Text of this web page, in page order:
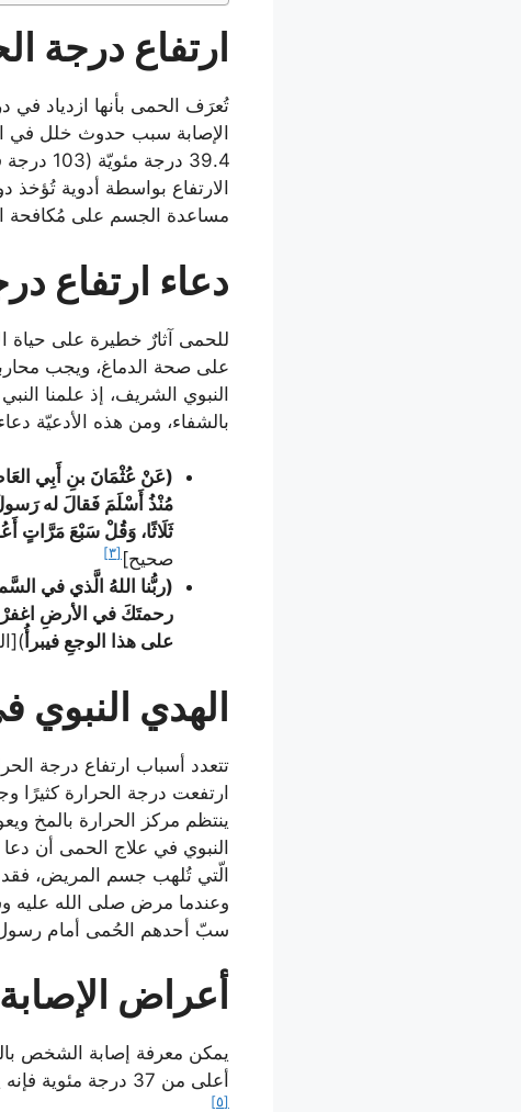
ارتفاع درجة
تُعرَف الحمى بأنها ازدياد
الإصابة سبب حدوث خلل في
39.4
الارتفاع بواسطة أدوية
مساعدة الجسم على مُكافحة
دعاء ارتفاع
للحمى آثارٌ خطيرة على حياة
على صحة الدماغ، ويجب
النبوي الشريف، إذ علمنا
بالشفاء، ومن هذه الأدعيّة
(عَنْ عُثْمَانَ بنِ أَبِي
مُنْذُ أَسْلَمَ فَقالَ له
ثَلَاثًا، وَقُلْ سَبْعَ مَرَّاتٍ
صحيح] [٣]
(ربُّنا اللهُ الَّذي في
رحمتَكَ في الأرضِ اغفرْ
على هذا الوجعِ فيبرأُ
الهدي
تتعدد أسباب ارتفاع درجة
ارتفعت درجة الحرارة كثيرًا
ينتظم مركز الحرارة بالمخ
النبوي في علاج الحمى أن دعا
الّتي تُلهب جسم المريض، فقد
وعندما مرض صلى الله عليه
سبّ أحدهم الحُمى أمام رسول
أعراض
يمكن معرفة إصابة الشخص
أعلى من 37 درجة مئوية فإنه يكون مصابًا بالحمى، وفيما يأتي أعراض أخرى تظهر إصابة الشخص بالحمى:
[٥]